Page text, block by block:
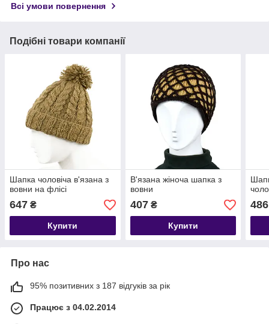
Всі умови повернення
Подібні товари компанії
Шапка чоловіча в'язана з
вовни на флісі
647 ₴
Купити
В'язана жіноча шапка з
вовни
407₴
Купити
486
Про нас
95% позитивних з 187 відгуків за рік
Працює з 04.02.2014